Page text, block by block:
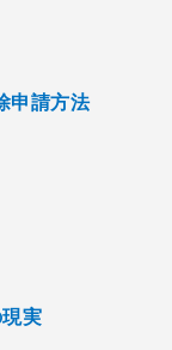
申請方法
実